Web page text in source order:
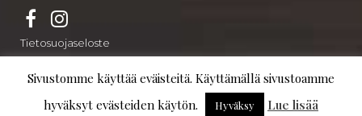
Tietosuojaseloste
© Villa Hepolahti
Sivustomme käyttää eväisteitä. Käyttämällä sivustoamme
hyväksyt evästeiden käytön.
Hyväksy Lue lisää